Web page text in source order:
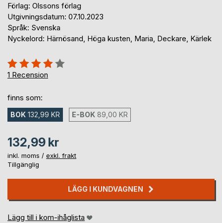
Förlag: Olssons förlag
Utgivningsdatum: 07.10.2023
Språk: Svenska
Nyckelord: Härnösand, Höga kusten, Maria, Deckare, Kärlek
Betyg::
80%
1 Recension
finns som:
BOK 132,99 KR E-BOK 89,00 KR
132,99 kr
inkl. moms / exkl. frakt
Tillgänglig
LÄGG I KUNDVAGNEN
Lägg till i kom-ihåglista